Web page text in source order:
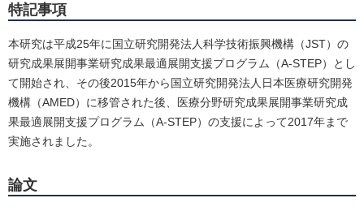
特記事項
本研究は平成25年に国立研究開発法人科学技術振興機構（JST）の
研究成果展開事業研究成果最適展開支援プログラム（A-STEP）とし
て開始され、その後2015年から国立研究開発法人日本医療研究開発
機構（AMED）に移管された後、医療分野研究成果展開事業研究成
果最適展開支援プログラム（A-STEP）の支援によって2017年まで
実施されました。
論文